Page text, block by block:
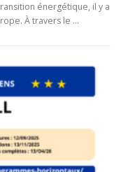
énergétique, il y a
À travers le …